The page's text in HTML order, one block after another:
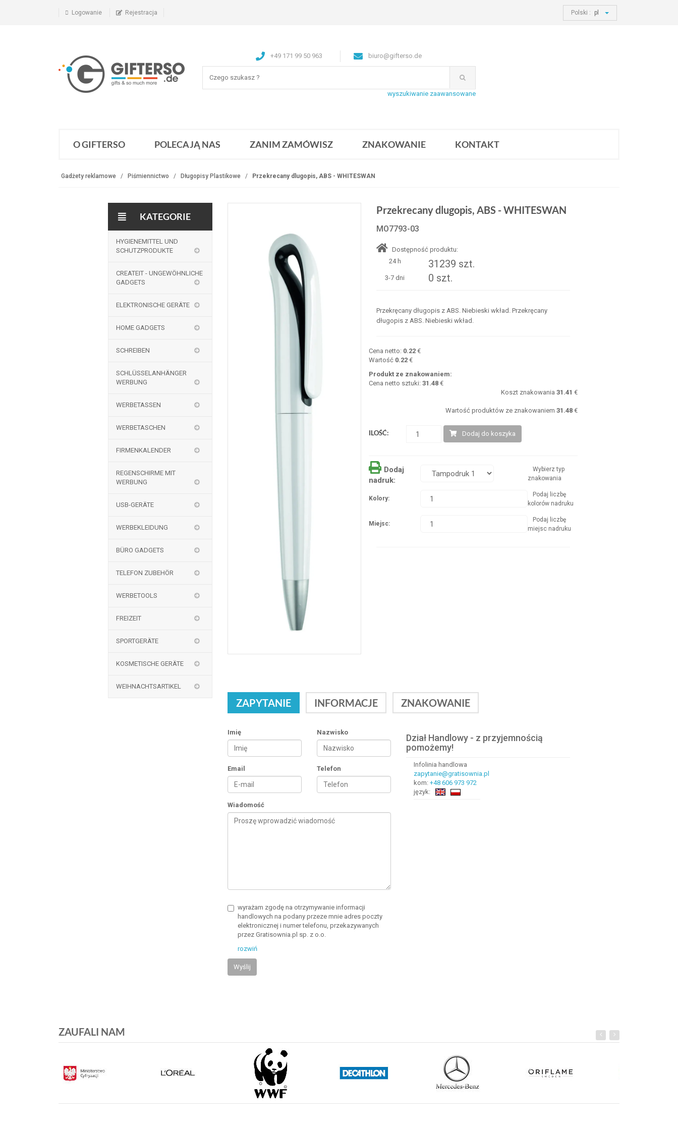
Logowanie Rejestracja Polski : pl
+49 171 99 50 963 biuro@gifterso.de
wyszukiwanie zaawansowane
O GIFTERSO POLECAJĄ NAS ZANIM ZAMÓWISZ ZNAKOWANIE KONTAKT
Gadżety reklamowe Piśmiennictwo Długopisy Plastikowe Przekrecany dlugopis, ABS - WHITESWAN
KATEGORIE
HYGIENEMITTEL UND
SCHUTZPRODUKTE
CREATEIT - UNGEWÖHNLICHE
GADGETS
ELEKTRONISCHE GERÄTE
HOME GADGETS
SCHREIBEN
SCHLÜSSELANHÄNGER
WERBUNG
WERBETASSEN
WERBETASCHEN
FIRMENKALENDER
REGENSCHIRME MIT
WERBUNG
USB-GERÄTE
WERBEKLEIDUNG
BÜRO GADGETS
TELEFON ZUBEHÖR
WERBETOOLS
FREIZEIT
SPORTGERÄTE
KOSMETISCHE GERÄTE
WEIHNACHTSARTIKEL
Przekrecany dlugopis, ABS - WHITESWAN
MO7793-03
Dostępność produktu:
24 h
31239 szt.
3-7 dni 0 szt.
Przekręcany długopis z ABS. Niebieski wkład. Przekręcany
długopis z ABS. Niebieski wkład.
Cena netto: 0.22 €
Wartość 0.22 €
Produkt ze znakowaniem:
Cena netto sztuki:31.48 €
Koszt znakowania 31.41 €
Wartość produktów ze znakowaniem 31.48€
ILOŚĆ: Dodaj do koszyka
Dodaj
nadruk:
Wybierz typ
znakowania
Kolory:
Podaj liczbę
kolorów nadruku
Miejsc:
Podaj liczbę
miejsc nadruku
ZAPYTANIE INFORMACJE ZNAKOWANIE
Imię Nazwisko
Email Telefon
Wiadomość
wyrażam zgodę na otrzymywanie informacji
handlowych na podany przeze mnie adres poczty
elektronicznej i numer telefonu, przekazywanych
przez Gratisownia.pl sp. z o.o.
rozwiń
Wyślij
Dział Handlowy - z przyjemnością
pomożemy!
Infolinia handlowa
zapytanie@gratisownia.pl
kom:+48 606 973 972
język:
ZAUFALI NAM